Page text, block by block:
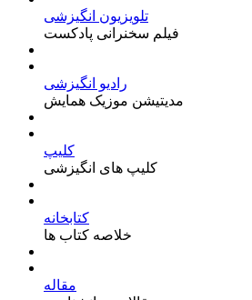
تلویزیون انگیزشی
فیلم سخنرانی پادکست
رادیو انگیزشی
مدیتیشن موزیک همایش
کلیپ
کلیپ های انگیزشی
کتابخانه
خلاصه کتاب ها
مقاله